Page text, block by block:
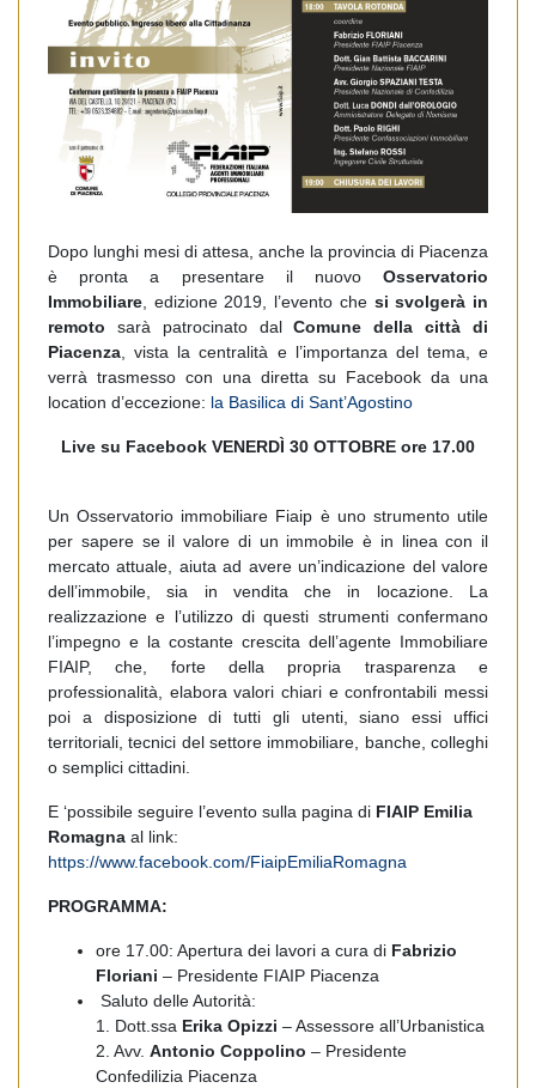
Dopo lunghi mesi di attesa, anche la provincia di Piacenza
è pronta a presentare il nuovo Osservatorio
Immobiliare , edizione 2019, l’evento chesi svolgerà in
remoto sarà patrocinato dalComune della città di
Piacenza , vista la centralità e l’importanza del tema, e
verrà trasmesso con una diretta su Facebook da una
location d’eccezione: la Basilica di Sant’Agostino
Live su Facebook VENERDÌ 30 OTTOBRE ore 17.00
Un Osservatorio immobiliare Fiaip è uno strumento utile
per sapere se il valore di un immobile è in linea con il
mercato attuale, aiuta ad avere un’indicazione del valore
dell’immobile, sia in vendita che in locazione. La
realizzazione e l’utilizzo di questi strumenti confermano
l’impegno e la costante crescita dell’agente Immobiliare
FIAIP, che, forte della propria trasparenza e
professionalità, elabora valori chiari e confrontabili messi
poi a disposizione di tutti gli utenti, siano essi uffici
territoriali, tecnici del settore immobiliare, banche, colleghi
o semplici cittadini.
E ‘possibile seguire l’evento sulla pagina di FIAIP Emilia
Romagna al link:
https://www.facebook.com/FiaipEmiliaRomagna
PROGRAMMA:
ore 17.00: Apertura dei lavori a cura di Fabrizio
Floriani – Presidente FIAIP Piacenza
Saluto delle Autorità:
1. Dott.ssa Erika Opizzi – Assessore all’Urbanistica
2. Avv. Antonio Coppolino – Presidente
Confedilizia Piacenza